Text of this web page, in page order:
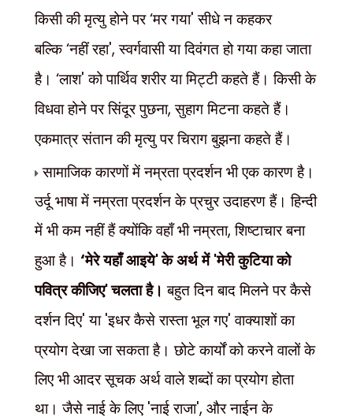
किसी की मृत्यु होने पर‘मर गया'सीधे न कहकर
बल्कि‘नहीं रहा',स्वर्गवासी या दिवंगत हो गया कहा जाता
है। ‘लाश'को पार्थिव शरीर या मिट्टी कहते हैं। किसी के
विधवा होने पर सिंदूर पुछना,सुहाग मिटना कहते हैं।
एकमात्र संतान की मृत्यु पर चिराग बुझना कहते हैं।
सामाजिक कारणों में नम्रता प्रदर्शन भी एक कारण है।
उर्दू भाषा में नम्रता प्रदर्शन के प्रचुर उदाहरण हैं। हिन्दी
में भी कम नहीं हैं क्योंकि वहाँ भी नम्रता,शिष्टाचार बना
हुआ है। ‘मेरे यहाँ आइये'के अर्थ में 'मेरी कुटिया को
पवित्र कीजिए'चलता है।बहुत दिन बाद मिलने पर कैसे
दर्शन दिए'या 'इधर कैसे रास्ता भूल गए'वाक्याशों का
प्रयोग देखा जा सकता है। छोटे कार्यों को करने वालों के
लिए भी आदर सूचक अर्थ वाले शब्दों का प्रयोग होता
था। जैसे नाई के लिए 'नाई राजा', और नाईन के